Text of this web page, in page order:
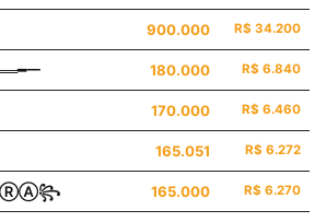
900.000 R$ 34.200
一 180.000 R$ 6.840
170.000 R$ 6.460
165.051 R$ 6.272
165.000 R$ 6.270